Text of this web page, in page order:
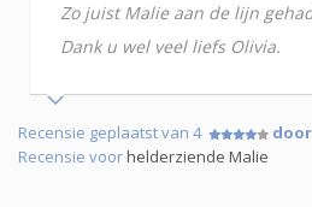
Zo juist Malie aan de lijn
Dank u wel veel liefs Olivia.
Recensie geplaatst van 4
Recensie voorhelderziende Malie